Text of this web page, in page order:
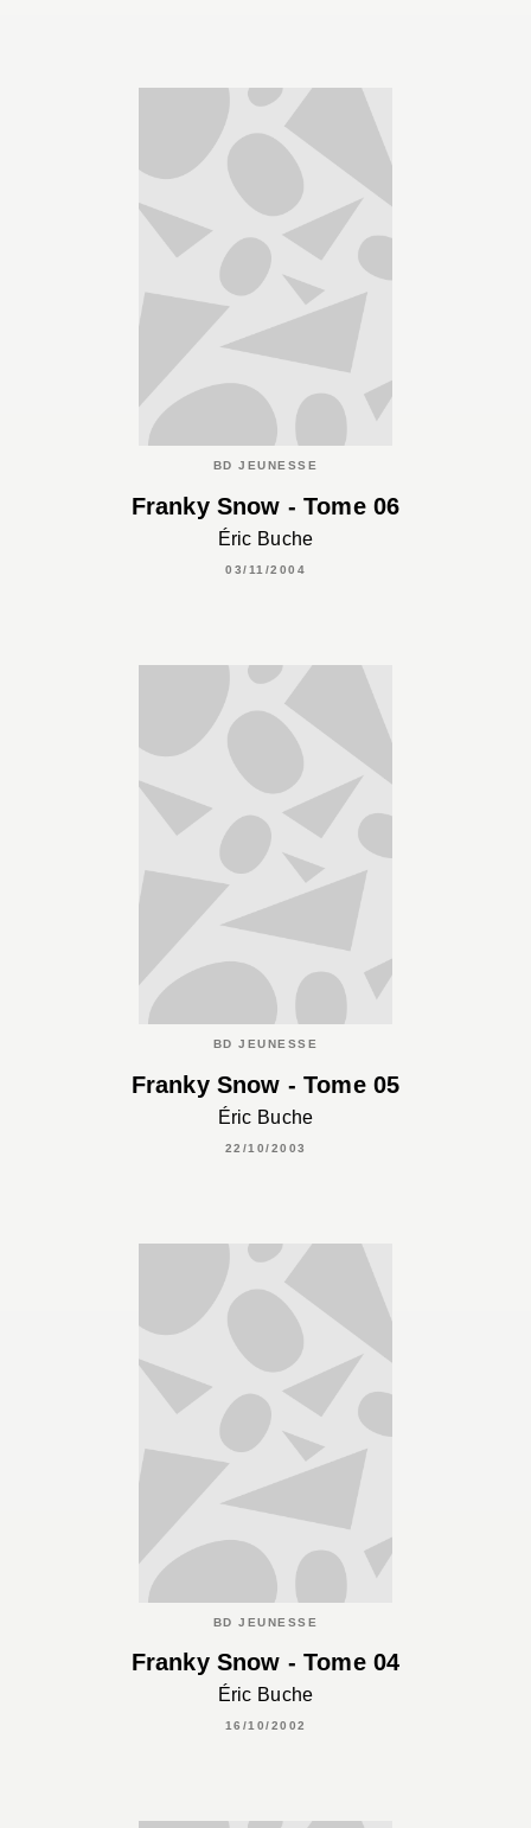
BD JEUNESSE
Franky Snow - Tome 06
Éric Buche
03/11/2004
BD JEUNESSE
Franky Snow - Tome 05
Éric Buche
22/10/2003
BD JEUNESSE
Franky Snow - Tome 04
Éric Buche
16/10/2002